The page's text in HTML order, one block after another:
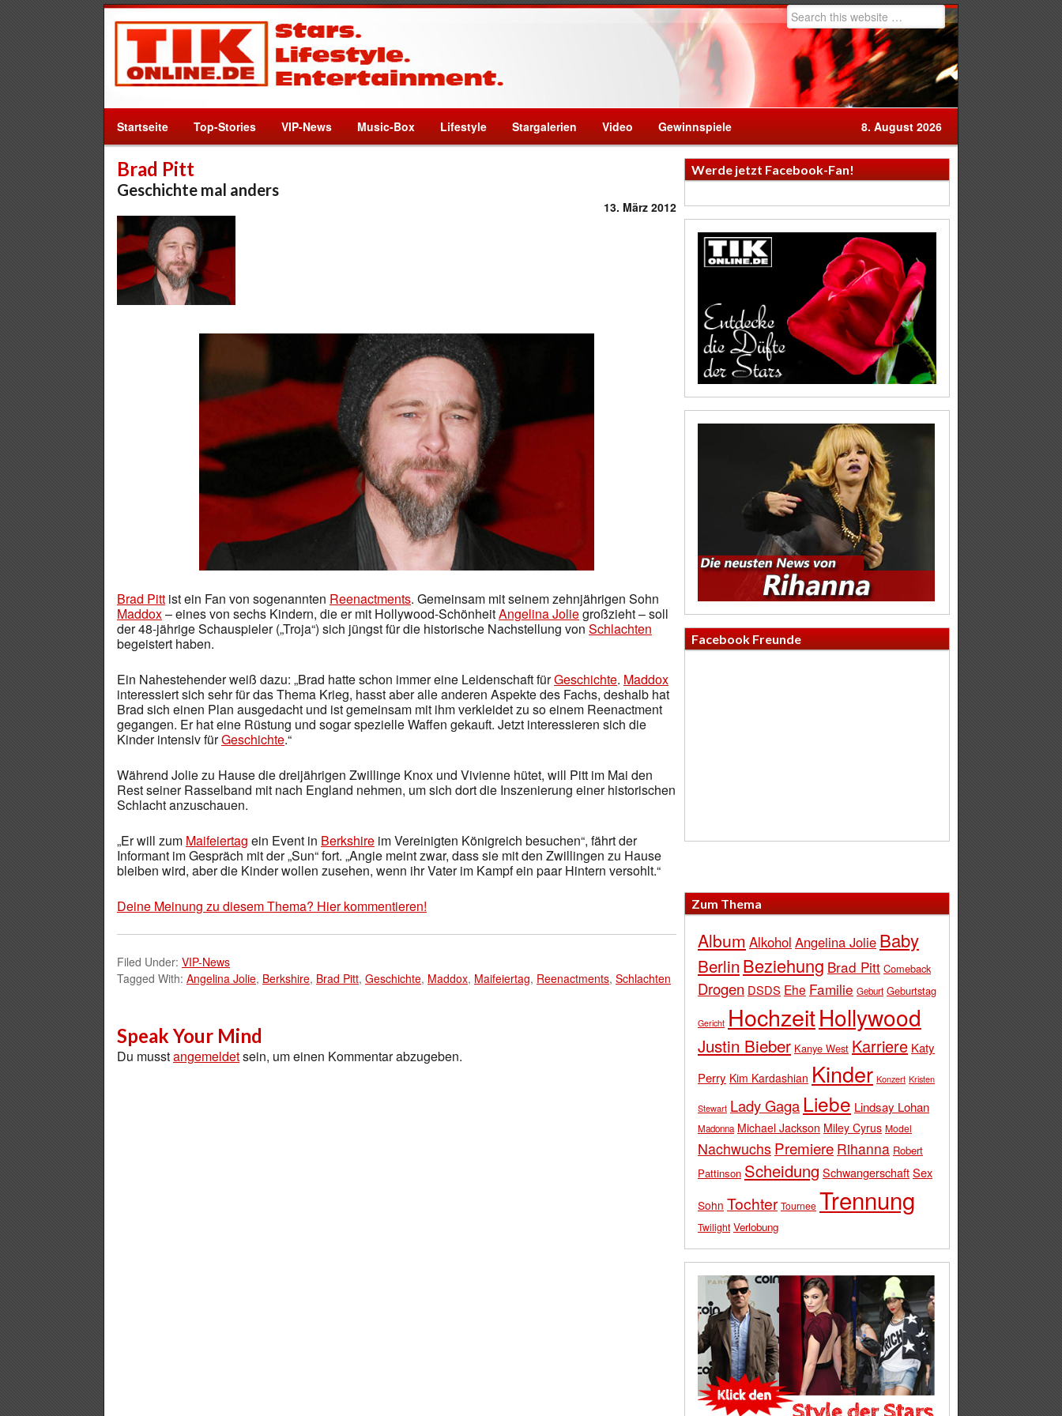
Startseite Top-Stories VIP-News Music-Box Lifestyle Stargalerien Video Gewinnspiele 8. August 2026
Brad Pitt
Geschichte mal anders
13. März 2012
Brad Pitt ist ein Fan von sogenannten Reenactments. Gemeinsam mit seinem zehnjährigen Sohn
Maddox– eines von sechs Kindern, die er mit Hollywood-SchönheitAngelina Joliegroßzieht – soll
der 48-jährige Schauspieler („Troja“) sich jüngst für die historische Nachstellung von Schlachten
begeistert haben.
Ein Nahestehender weiß dazu: „Brad hatte schon immer eine Leidenschaft fürGeschichte. Maddox
interessiert sich sehr für das Thema Krieg, hasst aber alle anderen Aspekte des Fachs, deshalb hat
Brad sich einen Plan ausgedacht und ist gemeinsam mit ihm verkleidet zu so einem Reenactment
gegangen. Er hat eine Rüstung und sogar spezielle Waffen gekauft. Jetzt interessieren sich die
Kinder intensiv fürGeschichte.“
Während Jolie zu Hause die dreijährigen Zwillinge Knox und Vivienne hütet, will Pitt im Mai den
Rest seiner Rasselband mit nach England nehmen, um sich dort die Inszenierung einer historischen
Schlacht anzuschauen.
„Er will zum Maifeiertag ein Event in Berkshire im Vereinigten Königreich besuchen“, fährt der
Informant im Gespräch mit der „Sun“ fort. „Angie meint zwar, dass sie mit den Zwillingen zu Hause
bleiben wird, aber die Kinder wollen zusehen, wenn ihr Vater im Kampf ein paar Hintern versohlt.“
Deine Meinung zu diesem Thema? Hier kommentieren!
Filed Under: VIP-News
Tagged With: Angelina Jolie, Berkshire, Brad Pitt, Geschichte, Maddox, Maifeiertag, Reenactments, Schlachten
Speak Your Mind
Du musstangemeldetsein, um einen Kommentar abzugeben.
Werde jetzt Facebook-Fan!
Facebook Freunde
Zum Thema
Album Alkohol Angelina Jolie Baby
Berlin Beziehung Brad Pitt Comeback
Drogen DSDS Ehe Familie Geburt Geburtstag
Gericht HochzeitHollywood
Justin Bieber Kanye West Karriere Katy
Perry Kim Kardashian Kinder Konzert Kristen
Stewart Lady Gaga Liebe Lindsay Lohan
Madonna Michael Jackson Miley Cyrus Model
Nachwuchs Premiere Rihanna Robert
Pattinson Scheidung SchwangerschaftSex
Sohn Tochter Tournee Trennung
Twilight Verlobung